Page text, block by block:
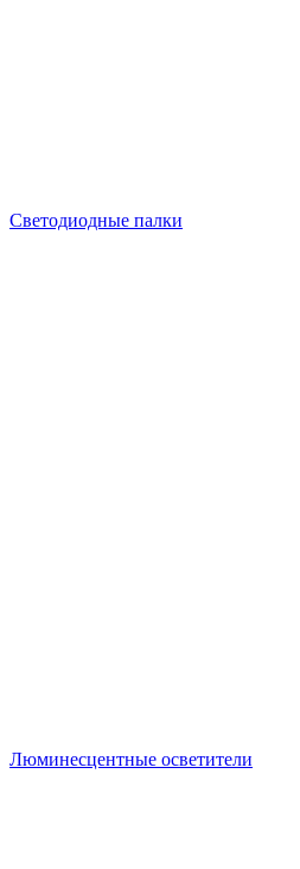
Светодиодные палки
Люминесцентные осветители